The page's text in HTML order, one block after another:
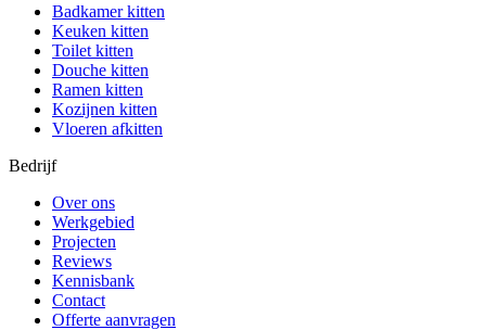
Badkamer kitten
Keuken kitten
Toilet kitten
Douche kitten
Ramen kitten
Kozijnen kitten
Vloeren afkitten
Bedrijf
Over ons
Werkgebied
Projecten
Reviews
Kennisbank
Contact
Offerte aanvragen